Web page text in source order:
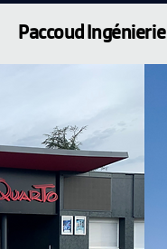
Paccoud Ingénierie